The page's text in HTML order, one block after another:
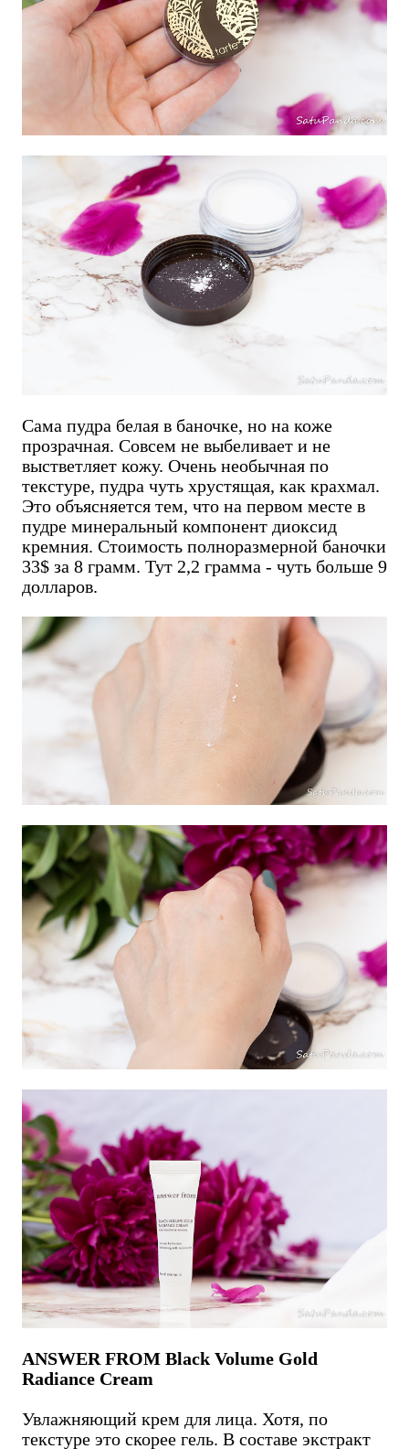
Сама пудра белая в баночке, но на коже
прозрачная. Совсем не выбеливает и не
выстветляет кожу. Очень необычная по
текстуре, пудра чуть хрустящая, как крахмал.
Это объясняется тем, что на первом месте в
пудре минеральный компонент диоксид
кремния. Стоимость полноразмерной баночки
33$ за 8 грамм. Тут 2,2 грамма - чуть больше 9
долларов.
ANSWER FROM Black Volume Gold
Radiance Cream
Увлажняющий крем для лица. Хотя, по
текстуре это скорее гель. В составе экстракт